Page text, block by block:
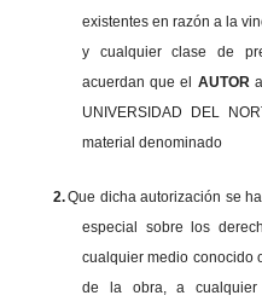
existentes en razón a la
y cualquier clase de
acuerdan que el AUTOR
UNIVERSIDAD DEL
material
2.Que dicha autorización se
especial sobre los
cualquier medio conocido
de la obra, a